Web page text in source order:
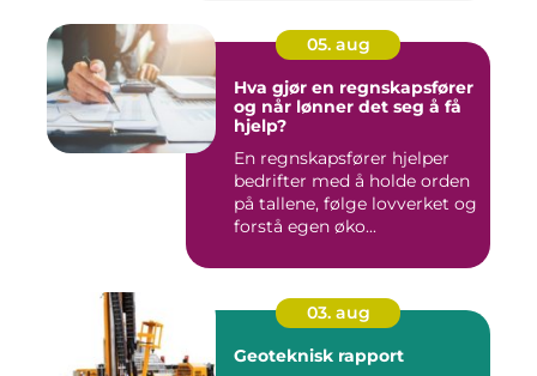
05. aug
Hva gjør en regnskapsfører
og når lønner det seg å få
hjelp?
En regnskapsfører hjelper
bedrifter med å holde orden
på tallene, følge lovverket og
forstå egen øko...
03. aug
Geoteknisk rapport